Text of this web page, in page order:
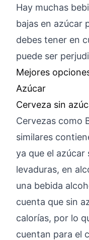
Hay muchas
bajas en azúcar
debes tener en
puede ser
Mejores
Azúcar
Cerveza sin
Cervezas como
similares
ya que el
levaduras, en
una bebida
cuenta que sin
calorías, por lo
cuentan para el